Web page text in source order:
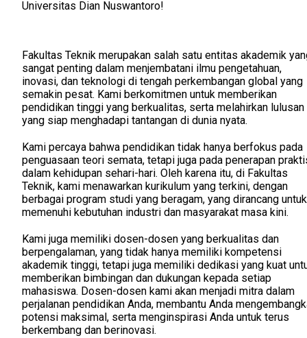
Universitas Dian Nuswantoro!
Fakultas Teknik merupakan salah satu entitas akademik
sangat penting dalam menjembatani ilmu pengetahuan,
inovasi, dan teknologi di tengah perkembangan global yang
semakin pesat. Kami berkomitmen untuk memberikan
pendidikan tinggi yang berkualitas, serta melahirkan lulusan
yang siap menghadapi tantangan di dunia nyata.
Kami percaya bahwa pendidikan tidak hanya berfokus pada
penguasaan teori semata, tetapi juga pada penerapan
dalam kehidupan sehari-hari. Oleh karena itu, di Fakultas
Teknik, kami menawarkan kurikulum yang terkini, dengan
berbagai program studi yang beragam, yang dirancang untuk
memenuhi kebutuhan industri dan masyarakat masa kini.
Kami juga memiliki dosen-dosen yang berkualitas dan
berpengalaman, yang tidak hanya memiliki kompetensi
akademik tinggi, tetapi juga memiliki dedikasi yang kuat
memberikan bimbingan dan dukungan kepada setiap
mahasiswa. Dosen-dosen kami akan menjadi mitra dalam
perjalanan pendidikan Anda, membantu Anda
potensi maksimal, serta menginspirasi Anda untuk terus
berkembang dan berinovasi.